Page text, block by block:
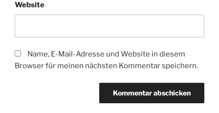
Website
Name, E-Mail-Adresse und Website in diesem
Browser für meinen nächsten Kommentar speichern.